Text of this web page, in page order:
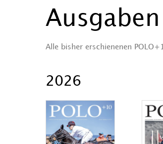
Ausgaben
Alle bisher erschienenen
2026